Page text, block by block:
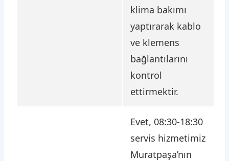
klima bakımı
yaptırarak kablo
ve klemens
bağlantılarını
kontrol
ettirmektir.
Evet, 08:30-18:30
servis hizmetimiz
Muratpaşa’nın